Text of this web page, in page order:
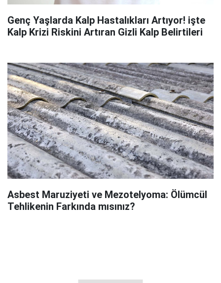
Genç Yaşlarda Kalp Hastalıkları Artıyor! işte
Kalp Krizi Riskini Artıran Gizli Kalp Belirtileri
Asbest Maruziyeti ve Mezotelyoma: Ölümcül
Tehlikenin Farkında mısınız?